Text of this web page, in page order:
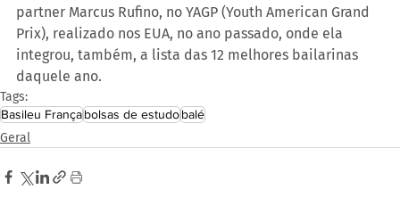
partner Marcus Rufino, no YAGP (Youth American Grand
Prix), realizado nos EUA, no ano passado, onde ela
integrou, também, a lista das 12 melhores bailarinas
daquele ano.
Tags:
Basileu Françabolsas de estudobalé
Geral